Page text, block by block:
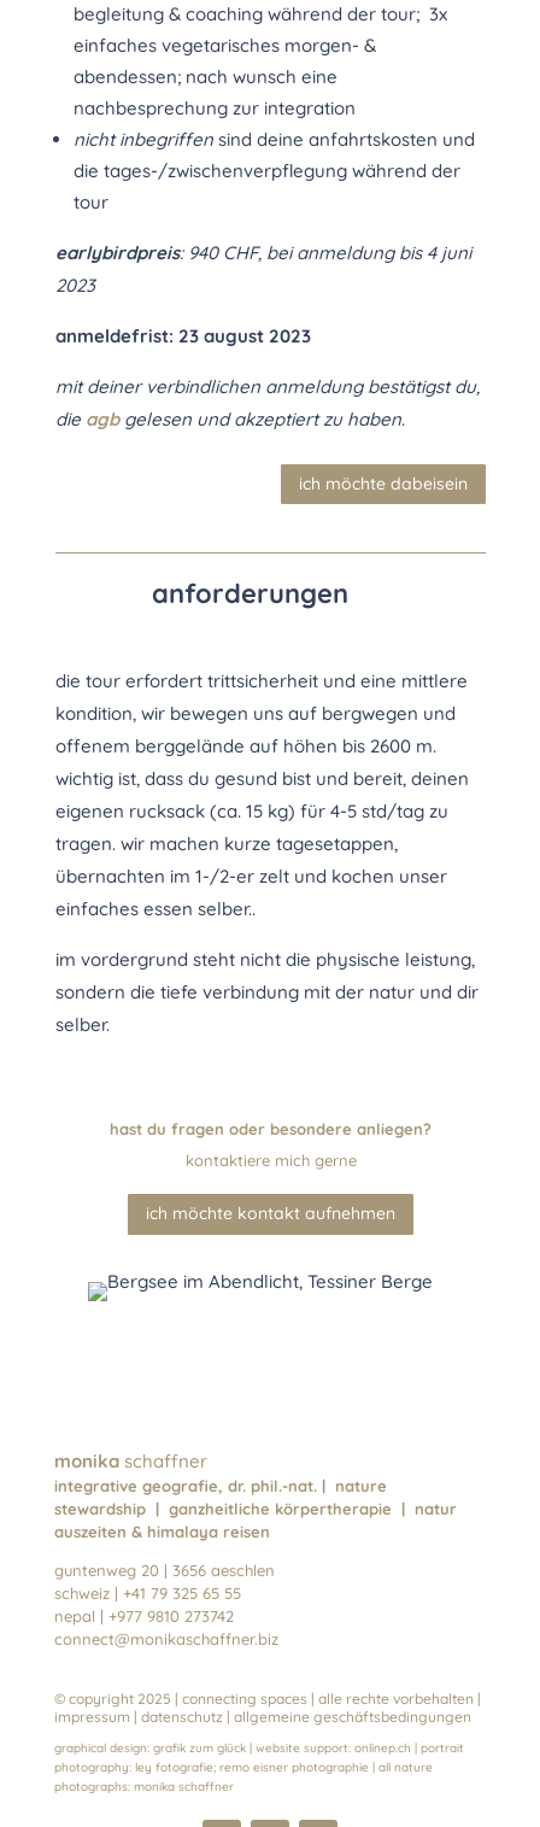
begleitung & coaching während der tour; 3x
einfaches vegetarisches morgen- &
abendessen; nach wunsch eine
nachbesprechung zur integration
nicht inbegriffensind deine anfahrtskosten und
die tages-/zwischenverpflegung während der
tour
earlybirdpreis: 940 CHF, bei anmeldung bis 4 juni
2023
anmeldefrist: 23 august 2023
mit deiner verbindlichen anmeldung bestätigst du,
die agbgelesen und akzeptiert zu haben.
ich möchte dabeisein
anforderungen
die tour erfordert trittsicherheit und eine mittlere
kondition, wir bewegen uns auf bergwegen und
offenem berggelände auf höhen bis 2600 m.
wichtig ist, dass du gesund bist und bereit, deinen
eigenen rucksack (ca. 15 kg) für 4-5 std/tag zu
tragen. wir machen kurze tagesetappen,
übernachten im 1-/2-er zelt und kochen unser
einfaches essen selber..
im vordergrund steht nicht die physische leistung,
sondern die tiefe verbindung mit der natur und dir
selber.
hast du fragen oder besondere anliegen?
kontaktiere mich gerne
ich möchte kontakt aufnehmen
monikaschaffner
integrative geografie, dr. phil.-nat. | nature
stewardship | ganzheitliche körpertherapie | natur
auszeiten & himalaya reisen
guntenweg 20 | 3656 aeschlen
schweiz | +41 79 325 65 55
nepal | +977 9810 273742
connect@monikaschaffner.biz
© copyright 2025 | connecting spaces | alle rechte vorbehalten |
impressum | datenschutz | allgemeine geschäftsbedingungen
graphical design: grafik zum glück| website support: onlinep.ch | portrait
photography: ley fotografie; remo eisner photographie | all nature
photographs: monika schaffner